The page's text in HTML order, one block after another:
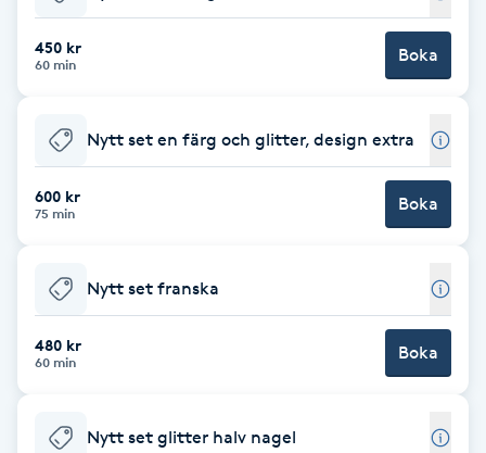
Babylights
Balayage
Barber
Barnklippning
BIAB
Blowout
450 kr
60 min Boka
Nytt set en färg och glitter, design extra
600 kr
75 min Boka
Nytt set franska
480 kr
60 min Boka
Nytt set glitter halv nagel